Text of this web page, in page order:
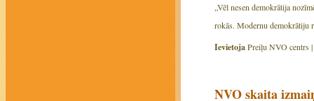
„Vēl nesen demokrātija
rokās. Modernu demokrātiju
IevietojaPreiļu NVO centrs |
NVO skaita